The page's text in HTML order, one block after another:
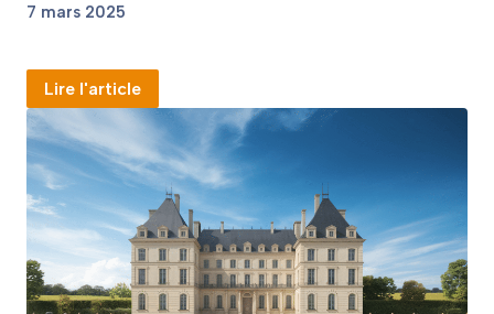
7 mars 2025
Lire l'article